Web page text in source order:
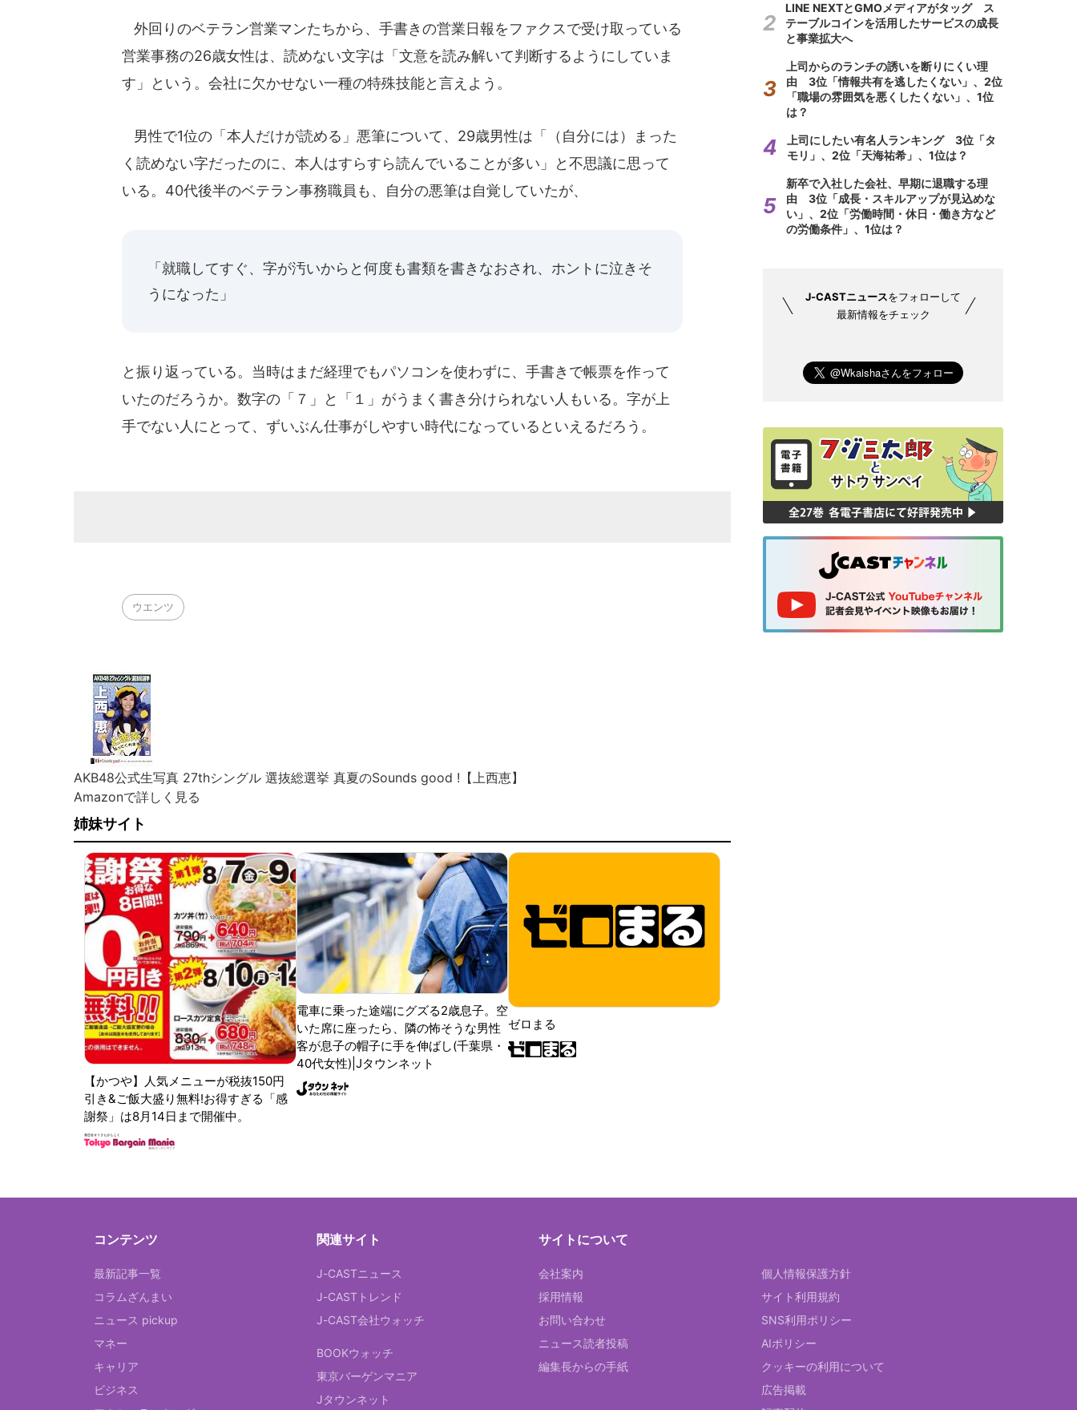
外回りのベテラン営業マンたちから、手書きの営業日報をファクスで受け取っている
営業事務の26歳女性は、読めない文字は「文意を読み解いて判断するようにしていま
す」という。会社に欠かせない一種の特殊技能と言えよう。
男性で1位の「本人だけが読める」悪筆について、29歳男性は「（自分には）まった
く読めない字だったのに、本人はすらすら読んでいることが多い」と不思議に思って
いる。40代後半のベテラン事務職員も、自分の悪筆は自覚していたが、
「就職してすぐ、字が汚いからと何度も書類を書きなおされ、ホントに泣きそ
うになった」
と振り返っている。当時はまだ経理でもパソコンを使わずに、手書きで帳票を作って
いたのだろうか。数字の「７」と「１」がうまく書き分けられない人もいる。字が上
手でない人にとって、ずいぶん仕事がしやすい時代になっているといえるだろう。
ウエンツ
AKB48公式生写真 27thシングル 選抜総選挙 真夏のSounds good !【上西恵】
Amazonで詳しく見る
姉妹サイト
【かつや】人気メニューが税抜150円
引き&ご飯大盛り無料!お得すぎる「感
謝祭」は8月14日まで開催中。
電車に乗った途端にグズる2歳息子。空
いた席に座ったら、隣の怖そうな男性
客が息子の帽子に手を伸ばし(千葉県・
40代女性)|Jタウンネット
ゼロまる
LINE NEXTとGMOメディアがタッグ ス
テーブルコインを活用したサービスの成長
と事業拡大へ
上司からのランチの誘いを断りにくい理
由 3位「情報共有を逃したくない」、2位
「職場の雰囲気を悪くしたくない」、1位
は？
上司にしたい有名人ランキング 3位「タ
モリ」、2位「天海祐希」、1位は？
新卒で入社した会社、早期に退職する理
由 3位「成長・スキルアップが見込めな
い」、2位「労働時間・休日・働き方など
の労働条件」、1位は？
J-CASTニュースをフォローして
最新情報をチェック
コンテンツ
最新記事一覧
コラムざんまい
ニュース pickup
マネー
キャリア
ビジネス
関連サイト
J-CASTニュース
J-CASTトレンド
J-CAST会社ウォッチ
BOOKウォッチ
東京バーゲンマニア
Jタウンネット
サイトについて
会社案内
採用情報
お問い合わせ
ニュース読者投稿
編集長からの手紙
個人情報保護方針
サイト利用規約
SNS利用ポリシー
AIポリシー
クッキーの利用について
広告掲載